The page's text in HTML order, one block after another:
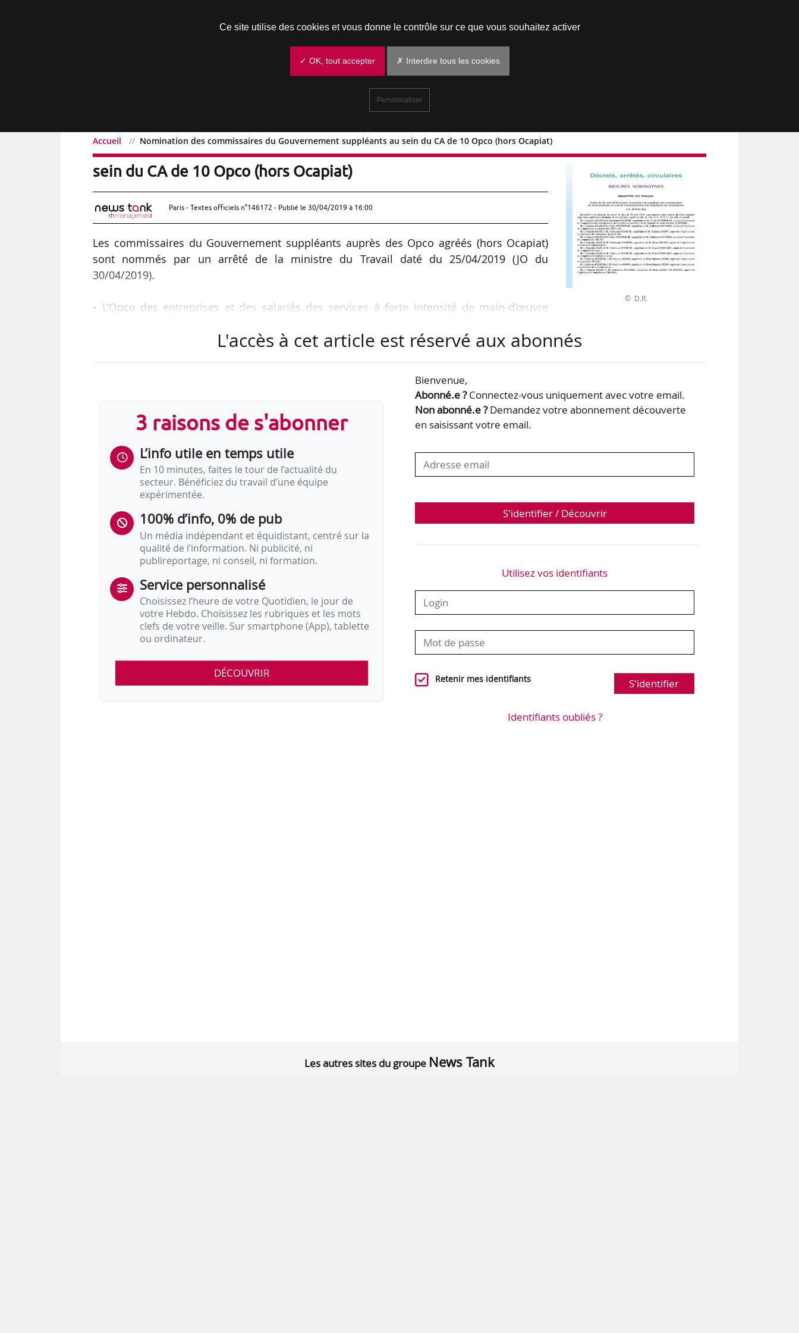
Accueil Nomination des commissaires du Gouvernement suppléants au sein du CA de 10 Opco (hors Ocapiat)
Nomination des commissaires du Gouvernement suppléants au
sein du CA de 10 Opco (hors Ocapiat)
Paris - Textes officiels n°146172 - Publié le 30/04/2019 à 16:00
Les commissaires du Gouvernement suppléants auprès des Opco agréés (hors Ocapiat)
sont nommés par un arrêté de la ministre du Travail daté du 25/04/2019 (JO du
30/04/2019).
• L’Opco des entreprises et des salariés des services à forte intensité de main-d’œuvre
- Natacha Djani ;
suppléants de Guillaume Fournié, commissaire du Gouvernement.
• L’Opco des entreprises de proximité :
- Natacha Djani ;
- Guillaume Fournié ;
suppléants de Stéphane Rémy, commissaire du Gouvernement.
• L’Opco Atlas :
- Natacha Djani ;
- Cédric Puydebois ;
suppléants de Guillaume Fournié, commissaire du Gouvernement.
• L’Opco Opcommerce :
- Natacha…
© D.R.
L'accès à cet article est réservé aux abonnés
3 raisons de s'abonner
L’info utile en temps utile
En 10 minutes, faites le tour de l’actualité du
secteur. Bénéficiez du travail d’une équipe
expérimentée.
100% d’info, 0% de pub
Un média indépendant et équidistant, centré sur la
qualité de l’information. Ni publicité, ni
publireportage, ni conseil, ni formation.
Service personnalisé
Choisissez l‘heure de votre Quotidien, le jour de
votre Hebdo. Choisissez les rubriques et les mots
clefs de votre veille. Sur smartphone (App), tablette
ou ordinateur.
DÉCOUVRIR
Bienvenue,
Abonné.e ?Connectez-vous uniquement avec votre email.
Non abonné.e ?Demandez votre abonnement découverte
en saisissant votre email.
S'identifier / Découvrir
Utilisez vos identifiants
Retenir mes identifiants S'identifier
Identifiants oubliés ?
Les autres sites du groupe News Tank
Ce site utilise des cookies et vous donne le contrôle sur ce que vous souhaitez activer
✓ OK, tout accepter ✗ Interdire tous les cookies
Personnaliser